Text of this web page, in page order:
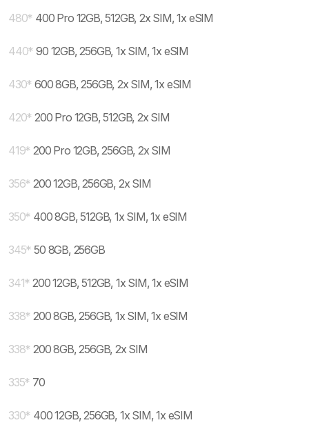
480* 400 Pro 12GB, 512GB, 2x SIM, 1x eSIM
440* 90 12GB, 256GB, 1x SIM, 1x eSIM
430* 600 8GB, 256GB, 2x SIM, 1x eSIM
420* 200 Pro 12GB, 512GB, 2x SIM
419* 200 Pro 12GB, 256GB, 2x SIM
356* 200 12GB, 256GB, 2x SIM
350* 400 8GB, 512GB, 1x SIM, 1x eSIM
345* 50 8GB, 256GB
341* 200 12GB, 512GB, 1x SIM, 1x eSIM
338* 200 8GB, 256GB, 1x SIM, 1x eSIM
338* 200 8GB, 256GB, 2x SIM
335* 70
330* 400 12GB, 256GB, 1x SIM, 1x eSIM